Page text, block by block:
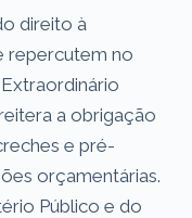
direito à
repercutem no
a obrigação
e pré-
orçamentárias.
Público e do